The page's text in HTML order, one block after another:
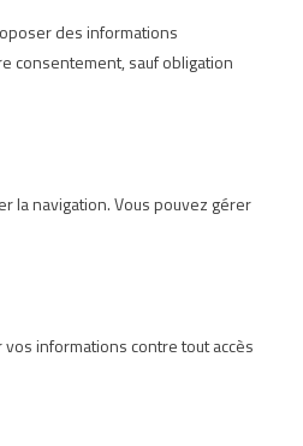
des informations
consentement, sauf obligation
la navigation. Vous pouvez gérer
informations contre tout accès